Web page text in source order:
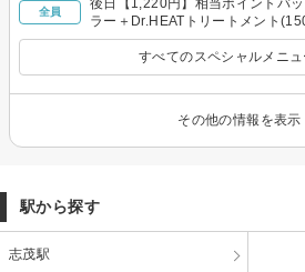
全員
ラー＋Dr.HEATトリートメント
すべてのスペシャルメニ
その他の情報を表示
駅から探す
志茂駅